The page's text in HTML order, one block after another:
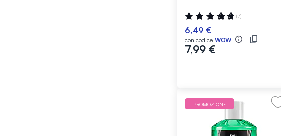
Valutazione:
97%
(7)
6,49 €
con codice WOW
7,99 €
PROMOZIONE